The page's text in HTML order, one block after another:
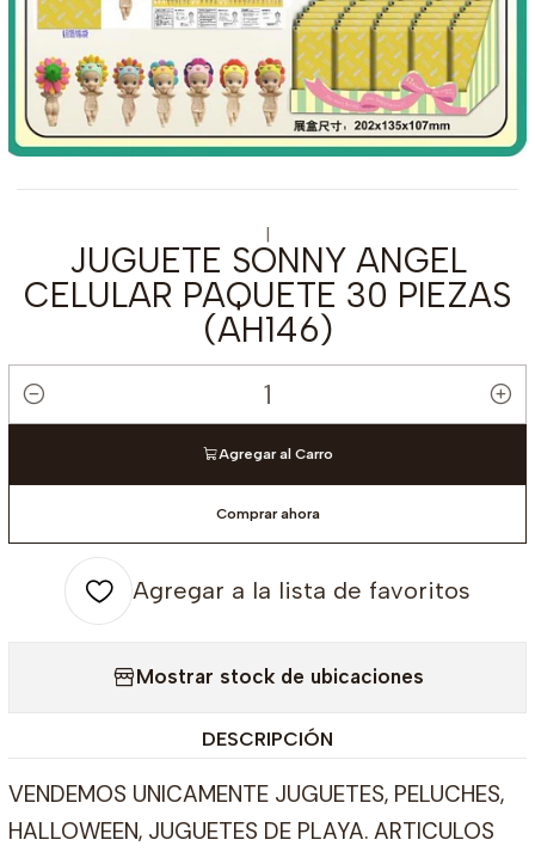
|
JUGUETE SONNY ANGEL
CELULAR PAQUETE 30 PIEZAS
(AH146)
Cantidad
Agregar al Carro
Comprar ahora
Agregar a la lista de favoritos
Mostrar stock de ubicaciones
DESCRIPCIÓN
VENDEMOS UNICAMENTE JUGUETES, PELUCHES,
HALLOWEEN, JUGUETES DE PLAYA. ARTICULOS